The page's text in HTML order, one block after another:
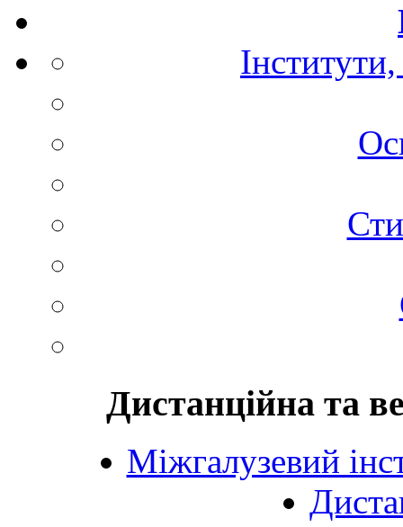
Дистанційна та
Міжгалузевий